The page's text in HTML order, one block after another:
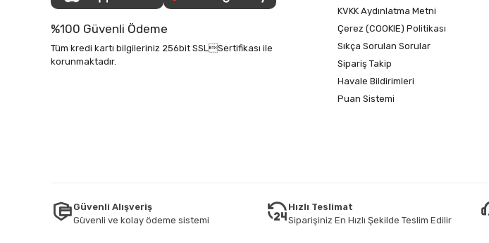
%100 Güvenli Ödeme
Tüm kredi kartı bilgileriniz 256bit SSLSertifikası ile
korunmaktadır.
KVKK Aydınlatma Metni
Çerez (COOKIE) Politikası
Sıkça Sorulan Sorular
Sipariş Takip
Havale Bildirimleri
Puan Sistemi
Güvenli Alışveriş
Güvenli ve kolay ödeme sistemi
Hızlı Teslimat
Siparişiniz En Hızlı Şekilde Teslim Edilir